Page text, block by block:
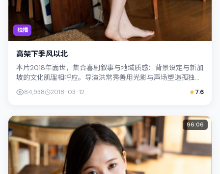
独播
高架下季风以北
本片2018年面世，集合喜剧叙事与地域质感：背景设定与新加
坡的文化肌理相呼应。导演洪常秀善用光影与声场塑造孤独
感，妻夫木聪饰演角色的抉择牵动观众...
84,938 2018-03-12 7.6
96:06